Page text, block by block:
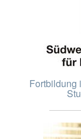
Fortbildung